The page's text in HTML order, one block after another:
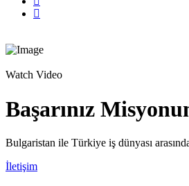
Watch Video
Başarınız
Bulgaristan ile Türkiye iş dünyası
İletişim